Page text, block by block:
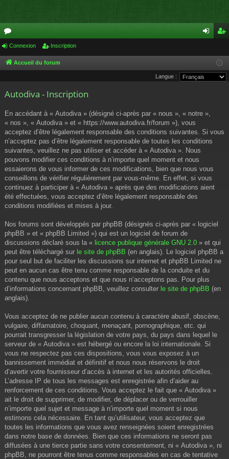
or
u
s
cri
pti
Connexion Inscription
Accueil du forum
Langue :
Autodiva - Inscription
En accédant à « Autodiva » (désigné ci-après par « nous », « notre »,
« nos », « Autodiva » et « https://www.autodiva.fr/forum »), vous
acceptez d’être légalement responsable des conditions suivantes. Si vous
n’acceptez pas d’être légalement responsable de toutes les conditions
suivantes, veuillez ne pas utiliser et accéder à « Autodiva ». Nous
pouvons modifier ces conditions à n’importe quel moment et nous
essaierons de vous informer de ces modifications, bien que nous vous
conseillons de vérifier régulièrement par vous-même. En effet, si vous
continuez à participer à « Autodiva » après que des modifications aient
été effectuées, vous acceptez d’être légalement responsable des
conditions modifiées et mises à jour.
Nos forums sont développés par phpBB (désignés ci-après par « logiciel
phpBB » et « phpBB Limited ») qui est un logiciel de forum de
discussions déclaré sous la « licence publique générale GNU 2.0 » et qui
peut être téléchargé sur le site de phpBB (en anglais). Le logiciel phpBB a
pour seul but de faciliter les discussions sur internet et phpBB Limited ne
peut en aucun cas être tenu comme responsable de la conduite et du
contenu que nous acceptons et que nous n’acceptons pas. Pour plus
d’informations concernant phpBB, veuillez consulter le site de phpBB (en
anglais).
Vous acceptez de ne publier aucun contenu à caractère abusif, obscène,
vulgaire, diffamatoire, choquant, menaçant, pornographique, etc. qui
pourrait transgresser la législation de votre pays, du pays dans lequel le
serveur de « Autodiva » est hébergé ou encore la loi internationale. Si
vous ne respectez pas ces dispositions, vous vous exposez à un
bannissement immédiat et définitif et nous nous réservons le droit
d’avertir votre fournisseur d’accès à internet et les autorités officielles.
L’adresse IP de tous les messages est enregistrée afin d’aider au
renforcement de ces conditions. Vous acceptez le fait que « Autodiva »
ait le droit de supprimer, de modifier, de déplacer ou de verrouiller
n’importe quel sujet et message à n’importe quel moment si nous
estimons cela nécessaire. En tant qu’utilisateur, vous acceptez que
toutes les informations que vous avez renseignées soient enregistrées
dans notre base de données. Bien que ces informations ne seront pas
diffusées à une tierce partie sans votre consentement, ni « Autodiva », ni
phpBB, ne pourront être tenus comme responsables en cas de tentative